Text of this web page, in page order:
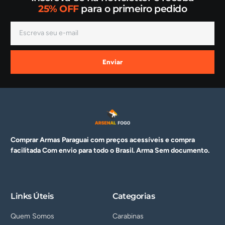
25% OFFpara o primeiro pedido
Enviar
Comprar Armas Paraguai com preços acessíveis e compra
facilitada Com envio para todo o Brasil. ArmaSem documento.
Links Úteis
Quem Somos
Categorias
Carabinas